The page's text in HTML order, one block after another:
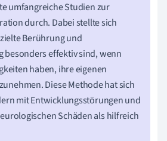
umfangreiche Studien zur
durch. Dabei stellte sich
Berührung und
besonders effektiv sind, wenn
haben, ihre eigenen
Diese Methode hat sich
mit Entwicklungsstörungen und
Schäden als hilfreich